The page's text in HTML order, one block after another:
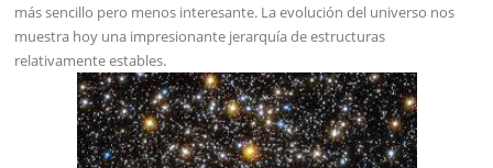
más sencillo pero menos interesante. La evolución del universo nos
muestra hoy una impresionante jerarquía de estructuras
relativamente estables.